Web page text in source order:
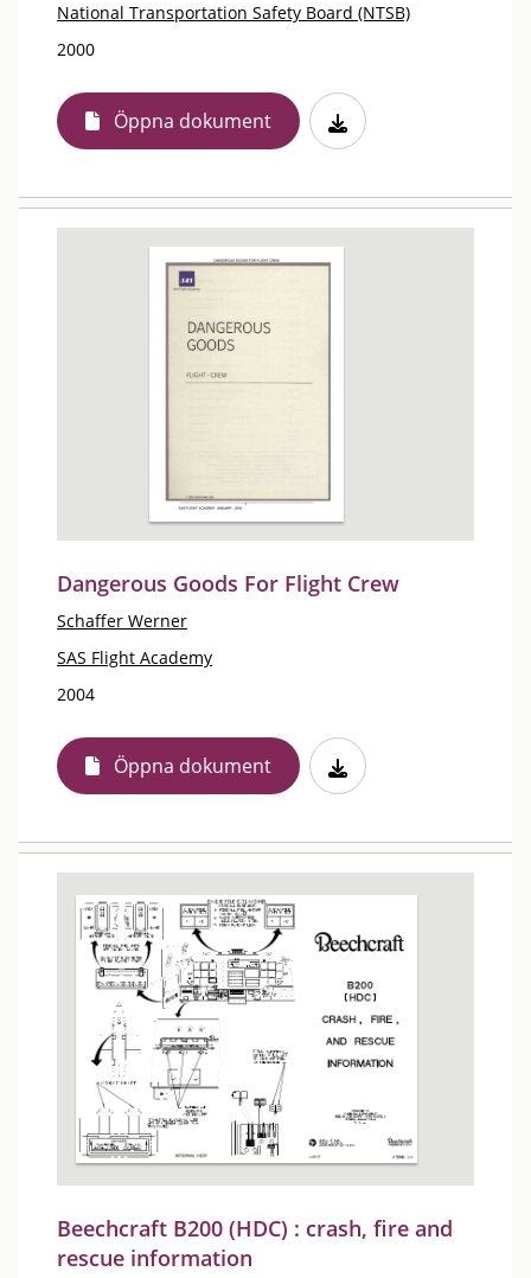
National Transportation Safety Board (NTSB)
2000
Öppna dokument
Dangerous Goods For Flight Crew
Schaffer Werner
SAS Flight Academy
2004
Öppna dokument
Beechcraft B200 (HDC) : crash, fire and
rescue information